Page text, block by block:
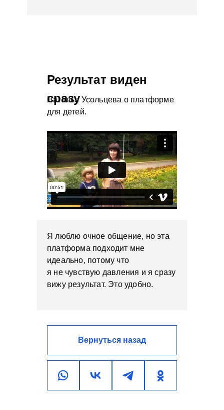
Результат виден
сразу
Вернуться назад
Наталья Усольцева о платформе
для детей.
Я люблю очное общение, но эта
платформа подходит мне
идеально, потому что
я не чувствую давления и я сразу
вижу результат. Это удобно.